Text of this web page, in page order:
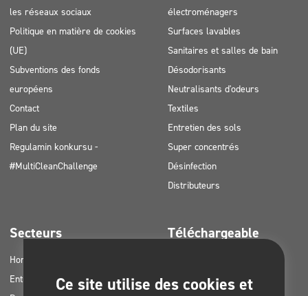
les réseaux sociaux
Politique en matière de cookies
(UE)
Subventions des fonds
européens
Contact
Plan du site
Regulamin konkursu -
#MultiCleanChallenge
électroménagers
Surfaces lavables
Sanitaires et salles de bain
Désodorisants
Neutralisants d'odeurs
Textiles
Entretien des sols
Super concentrés
Désinfection
Distributeurs
Secteurs
Horetz
Entreprises de nettoyage
Téléchargeable
Cartes MSDS
Ce site utilise des cookies et